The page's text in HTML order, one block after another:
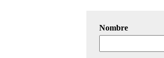
Nombre